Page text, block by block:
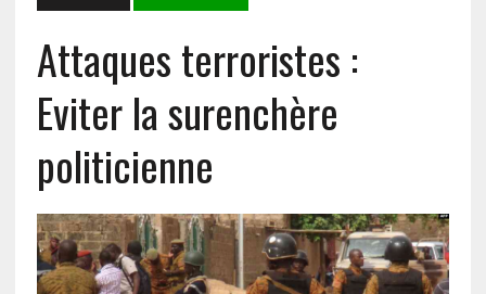
Attaques terroristes :
Eviter la surenchère
politicienne